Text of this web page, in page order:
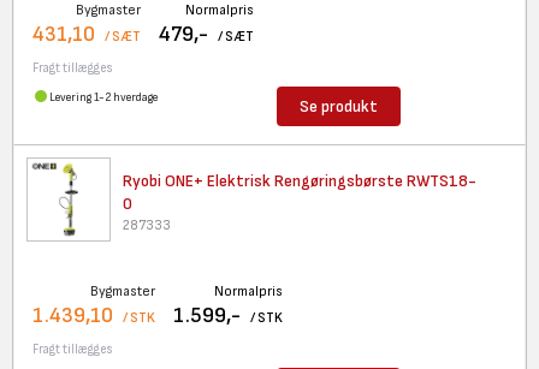
Bygmaster
431,10 / SÆT
Normalpris
479,- / SÆT
Fragt tillægges
Levering 1-2 hverdage Se produkt
Ryobi ONE+ ElektriskRengøringsbørste RWTS18-
0
287333
Bygmaster
1.439,10 / STK
Normalpris
1.599,- / STK
Fragt tillægges